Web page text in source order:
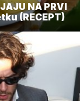
NA PRVI
(RECEPT)